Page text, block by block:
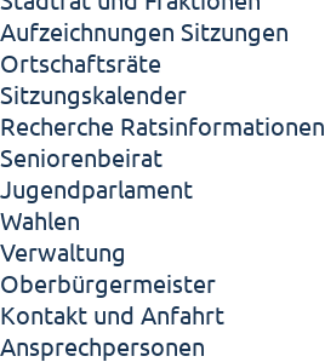
Aufzeichnungen Sitzungen
Ortschaftsräte
Sitzungskalender
Recherche Ratsinformationen
Seniorenbeirat
Jugendparlament
Wahlen
Verwaltung
Oberbürgermeister
Kontakt und Anfahrt
Ansprechpersonen